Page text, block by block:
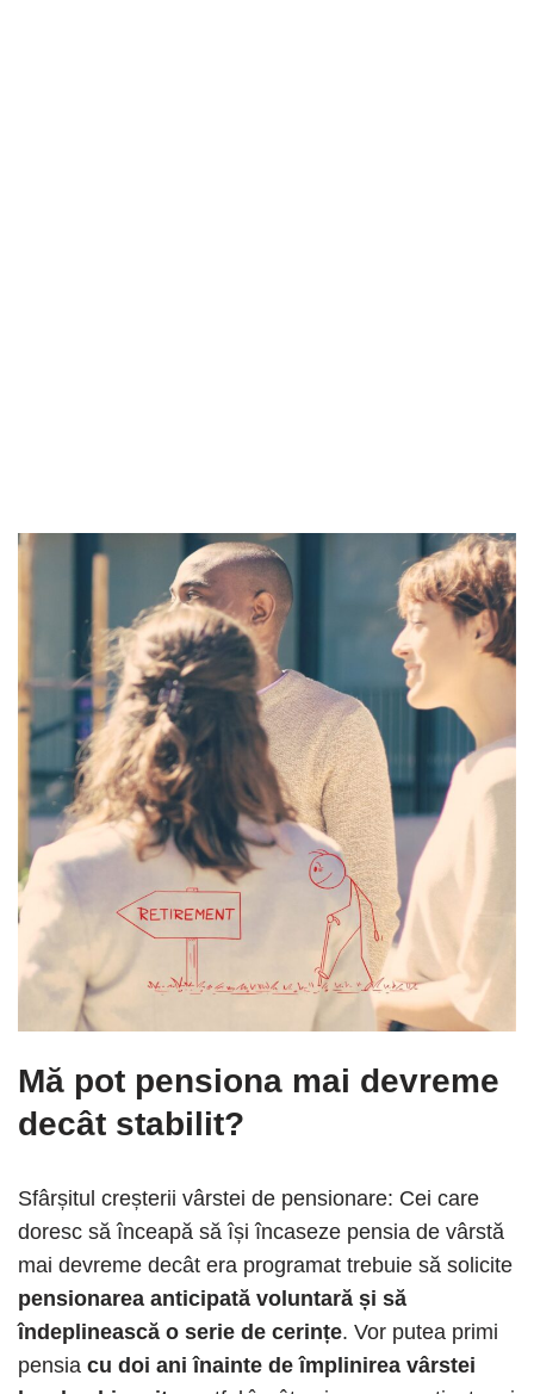
Mă pot pensiona mai devreme
decât stabilit?
Sfârșitul creșterii vârstei de pensionare: Cei care
doresc să înceapă să își încaseze pensia de vârstă
mai devreme decât era programat trebuie să solicite
pensionarea anticipată voluntară și să
îndeplinească o serie de cerințe. Vor putea primi
pensia cu doi ani înainte de împlinirea vârstei